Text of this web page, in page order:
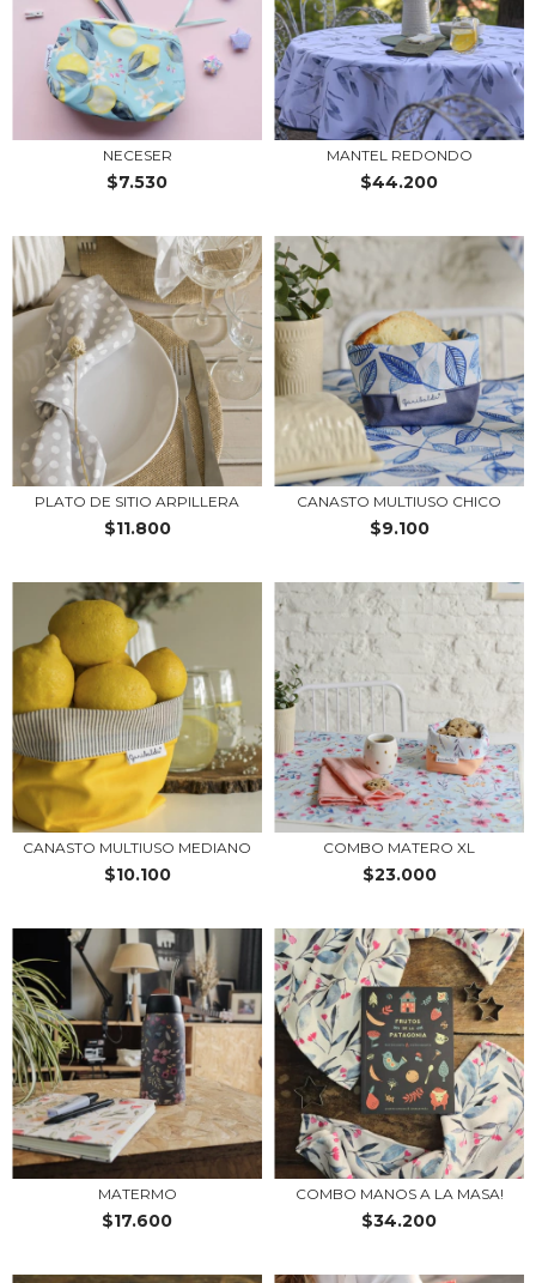
NECESER
$7.530
MANTEL REDONDO
$44.200
PLATO DE SITIO ARPILLERA
$11.800
CANASTO MULTIUSO CHICO
$9.100
CANASTO MULTIUSO MEDIANO
$10.100
COMBO MATERO XL
$23.000
MATERMO
$17.600
COMBO MANOS A LA MASA!
$34.200